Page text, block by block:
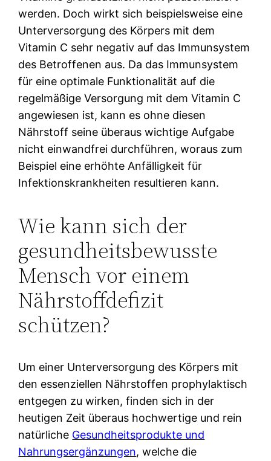
werden. Doch wirkt sich beispielsweise eine
Unterversorgung des Körpers mit dem
Vitamin C sehr negativ auf das Immunsystem
des Betroffenen aus. Da das Immunsystem
für eine optimale Funktionalität auf die
regelmäßige Versorgung mit dem Vitamin C
angewiesen ist, kann es ohne diesen
Nährstoff seine überaus wichtige Aufgabe
nicht einwandfrei durchführen, woraus zum
Beispiel eine erhöhte Anfälligkeit für
Infektionskrankheiten resultieren kann.
Wie kann sich der
gesundheitsbewusste
Mensch vor einem
Nährstoffdefizit
schützen?
Um einer Unterversorgung des Körpers mit
den essenziellen Nährstoffen prophylaktisch
entgegen zu wirken, finden sich in der
heutigen Zeit überaus hochwertige und rein
natürliche Gesundheitsprodukte und
Nahrungsergänzungen, welche die